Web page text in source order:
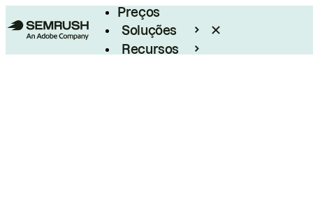
Preços
Soluções
Recursos